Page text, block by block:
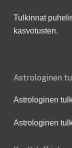
Tulkinnat
kasvotusten.
Astrologinen
Astrologinen
Astrologinen